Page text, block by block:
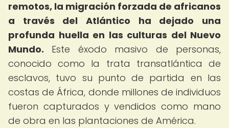
remotos, la migración forzada de africanos
a través del Atlántico ha dejado una
profunda huella en las culturas del Nuevo
Mundo. Este éxodo masivo de personas,
conocido como la trata transatlántica de
esclavos, tuvo su punto de partida en las
costas de África, donde millones de individuos
fueron capturados y vendidos como mano
de obra en las plantaciones de América.